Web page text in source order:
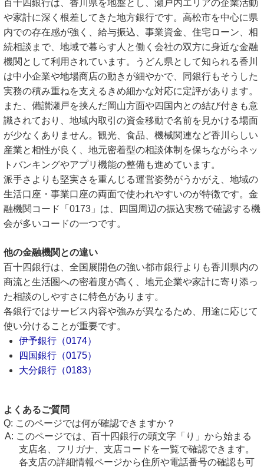
百十四銀行は、香川県を地盤とし、瀬戸内エリアの企業活動
や家計に深く根差してきた地方銀行です。高松市を中心に県
内での存在感が強く、給与振込、事業資金、住宅ローン、相
続相談まで、地域で暮らす人と働く会社の双方に身近な金融
機関として利用されています。うどん県として知られる香川
は中小企業や地場商店の動きが細やかで、同銀行もそうした
実務の積み重ねを支えるきめ細かな対応に定評があります。
また、備讃瀬戸を挟んだ岡山方面や四国内との結び付きも意
識されており、地域内取引の資金移動で名前を見かける場面
が少なくありません。観光、食品、機械関連など香川らしい
産業と相性が良く、地元密着型の相談体制を保ちながらネッ
トバンキングやアプリ機能の整備も進めています。
派手さよりも堅実さを重んじる運営姿勢がうかがえ、地域の
生活口座・事業口座の両面で使われやすいのが特徴です。金
融機関コード「0173」は、四国周辺の振込実務で確認する機
会が多いコードの一つです。
他の金融機関との違い
百十四銀行は、全国展開色の強い都市銀行よりも香川県内の
商流と生活圏への密着度が高く、地元企業や家計に寄り添っ
た相談のしやすさに特色があります。
各銀行ではサービス内容や強みが異なるため、用途に応じて
使い分けることが重要です。
伊予銀行（0174）
四国銀行（0175）
大分銀行（0183）
よくあるご質問
このページでは何が確認できますか？
このページでは、百十四銀行の頭文字「り」から始まる
支店名、フリガナ、支店コードを一覧で確認できます。
各支店の詳細情報ページから住所や電話番号の確認も可